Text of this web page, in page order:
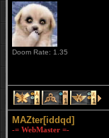
Doom Rate: 1.35
1 1 1
MAZter[iddqd]
-= WebMaster =-